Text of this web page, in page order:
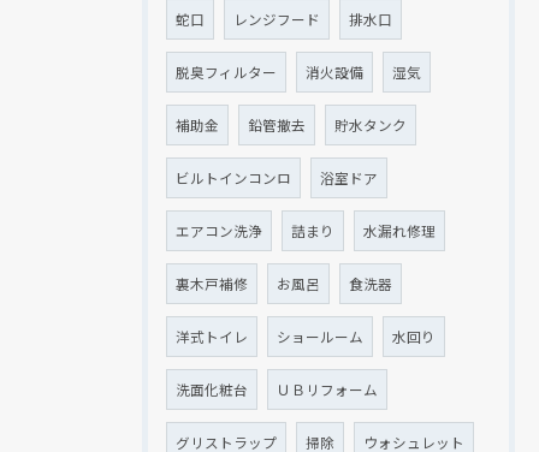
蛇口 レンジフード 排水口
脱臭フィルター 消火設備 湿気
補助金 鉛管撤去 貯水タンク
ビルトインコンロ 浴室ドア
エアコン洗浄 詰まり 水漏れ修理
裏木戸補修 お風呂 食洗器
洋式トイレ ショールーム 水回り
洗面化粧台 ＵＢリフォーム
グリストラップ 掃除 ウォシュレット
現在、新聞に入っている折込チラシです。
クリックでチラシのページにジャンプします
現在、新聞に入っている折込チラシです。
クリックでチラシのページにジャンプします